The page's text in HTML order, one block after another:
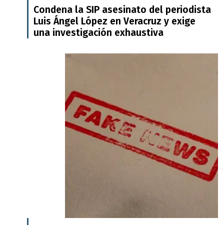
Condena la SIP asesinato del periodista
Luis Ángel López en Veracruz y exige
una investigación exhaustiva